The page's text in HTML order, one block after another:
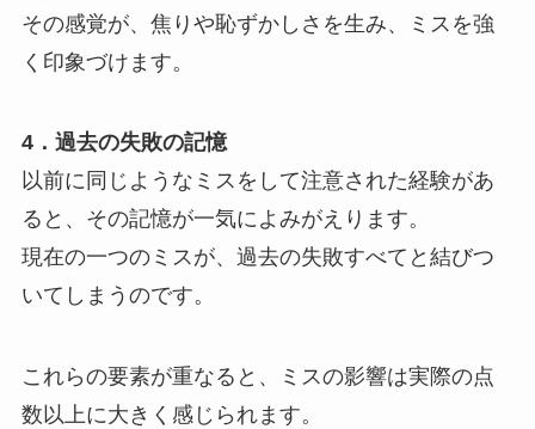
その感覚が、焦りや恥ずかしさを生み、ミスを強
く印象づけます。
4．過去の失敗の記憶
以前に同じようなミスをして注意された経験があ
ると、その記憶が一気によみがえります。
現在の一つのミスが、過去の失敗すべてと結びつ
いてしまうのです。
これらの要素が重なると、ミスの影響は実際の点
数以上に大きく感じられます。